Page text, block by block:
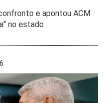
e apontou ACM
no estado